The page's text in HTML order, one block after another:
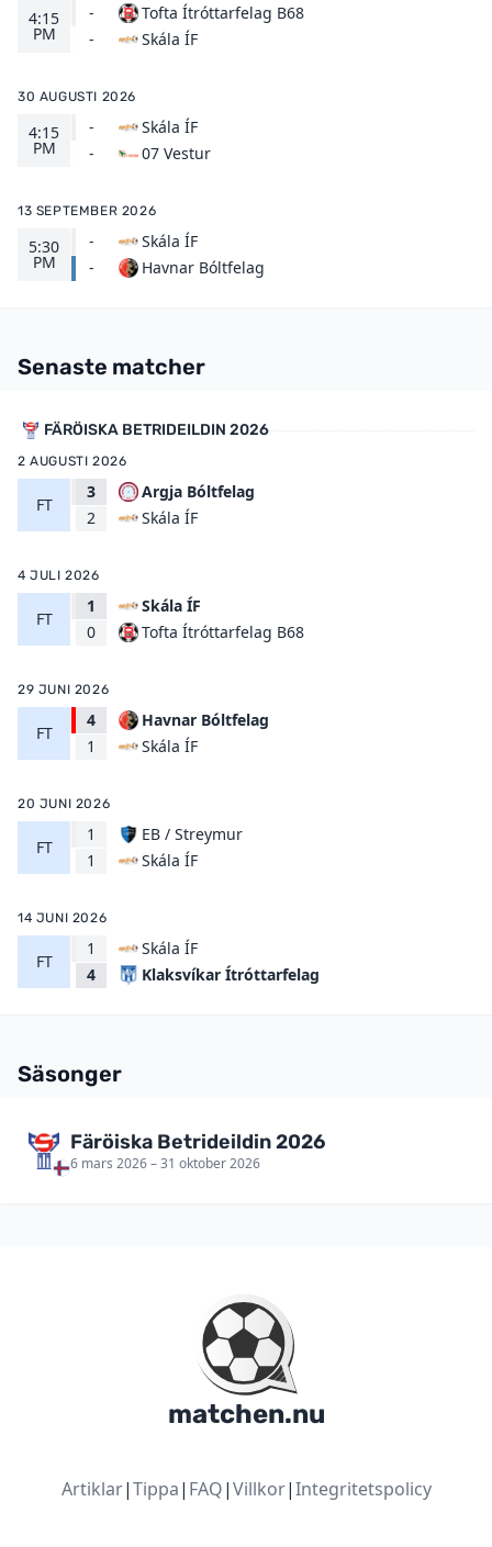
4:15
PM
-
-
Tofta Ítróttarfelag B68
Skála ÍF
30 AUGUSTI 2026
4:15
PM
-
-
Skála ÍF
07 Vestur
13 SEPTEMBER 2026
5:30
PM
-
-
Skála ÍF
Havnar Bóltfelag
Senaste matcher
FÄRÖISKA BETRIDEILDIN 2026
2 AUGUSTI 2026
FT
3
2
Argja Bóltfelag
Skála ÍF
4 JULI 2026
FT
1
0
Skála ÍF
Tofta Ítróttarfelag B68
29 JUNI 2026
FT
4
1
Havnar Bóltfelag
Skála ÍF
20 JUNI 2026
FT
1
1
EB / Streymur
Skála ÍF
14 JUNI 2026
FT
1
4
Skála ÍF
Klaksvíkar Ítróttarfelag
Säsonger
Färöiska Betrideildin 2026
6 mars 2026 – 31 oktober 2026
matchen.nu
Artiklar|Tippa| FAQ|Villkor|Integritetspolicy